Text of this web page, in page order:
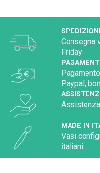
Consegna
Friday
Paypal,
MADE IN
Vasi
italiani